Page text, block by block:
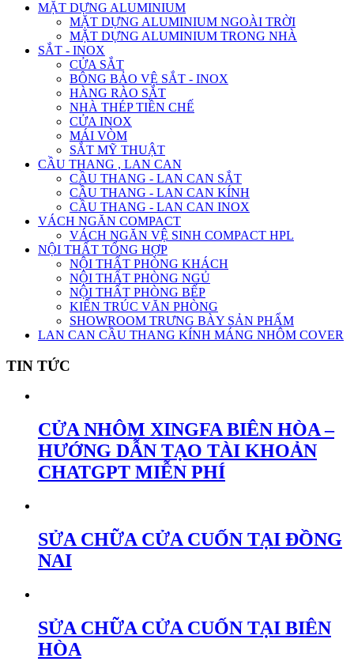
MẶT DỰNG ALUMINIUM
MẶT DỰNG ALUMINIUM NGOÀI TRỜI
MẶT DỰNG ALUMINIUM TRONG NHÀ
SẮT - INOX
CỬA SẮT
BÔNG BẢO VỆ SẮT - INOX
HÀNG RÀO SẮT
NHÀ THÉP TIỀN CHẾ
CỬA INOX
MÁI VÒM
SẮT MỸ THUẬT
CẦU THANG , LAN CAN
CẦU THANG - LAN CAN SẮT
CẦU THANG - LAN CAN KÍNH
CẦU THANG - LAN CAN INOX
VÁCH NGĂN COMPACT
VÁCH NGĂN VỆ SINH COMPACT HPL
NỘI THẤT TỔNG HỢP
NỘI THẤT PHÒNG KHÁCH
NỘI THẤT PHÒNG NGỦ
NỘI THẤT PHÒNG BẾP
KIẾN TRÚC VĂN PHÒNG
SHOWROOM TRƯNG BÀY SẢN PHẨM
LAN CAN CẦU THANG KÍNH MÁNG NHÔM COVER
TIN TỨC
CỬA NHÔM XINGFA BIÊN HÒA –
HƯỚNG DẪN TẠO TÀI KHOẢN
CHATGPT MIỄN PHÍ
SỬA CHỮA CỬA CUỐN TẠI ĐỒNG
NAI
SỬA CHỮA CỬA CUỐN TẠI BIÊN
HÒA